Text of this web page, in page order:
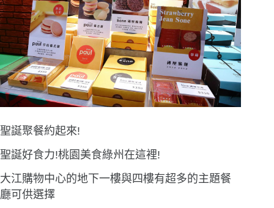
聖誕聚餐約起來!
聖誕好食力!桃園美食綠州在這裡!
大江購物中心的地下一樓與四樓有超多的主題餐
廳可供選擇